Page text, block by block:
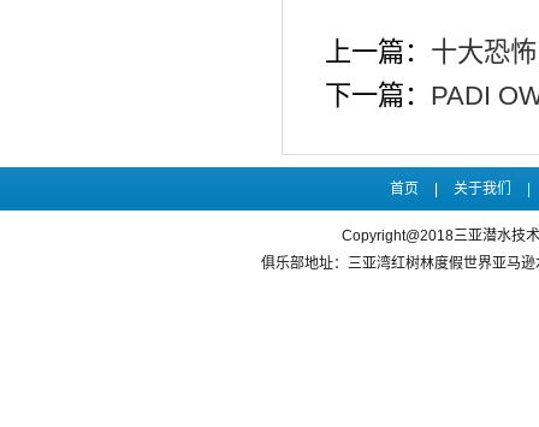
上一篇： 十大恐
下一篇： PADI
首页 关于我们
Copyright@2018三亚潜水技
俱乐部地址：三亚湾红树林度假世界亚马